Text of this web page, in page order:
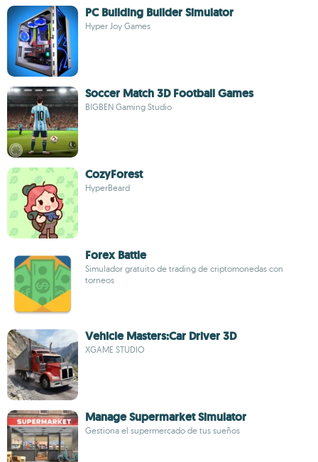
PC Building Builder Simulator
Hyper Joy Games
Soccer Match 3D Football Games
BIGBEN Gaming Studio
CozyForest
HyperBeard
Forex Battle
Simulador gratuito de trading de criptomonedas con
torneos
Vehicle Masters:Car Driver 3D
XGAME STUDIO
Manage Supermarket Simulator
Gestiona el supermercado de tus sueños